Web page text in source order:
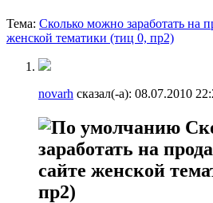
Тема: Сколько можно заработать на
женской тематики (тиц 0, пр2)
novarh сказал(-а): 08.07.2010
заработать на
сайте женской
пр2)